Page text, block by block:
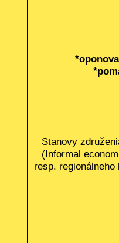
Stanovy
(Informal
resp.